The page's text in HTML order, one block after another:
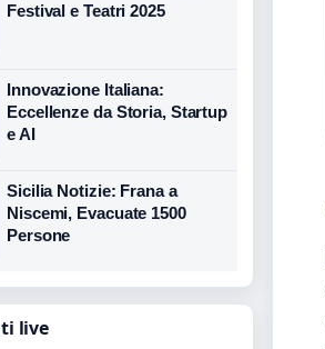
Festival e Teatri 2025
Innovazione Italiana:
Eccellenze da Storia, Startup
e AI
Sicilia Notizie: Frana a
Niscemi, Evacuate 1500
Persone
live